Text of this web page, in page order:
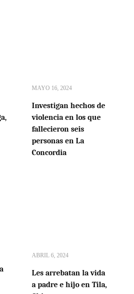
MAYO 16, 2024
Investigan hechos de
violencia en los que
fallecieron seis
personas en La
Concordia
ABRIL 6, 2024
Les arrebatan la vida
a padre e hijo en Tila,